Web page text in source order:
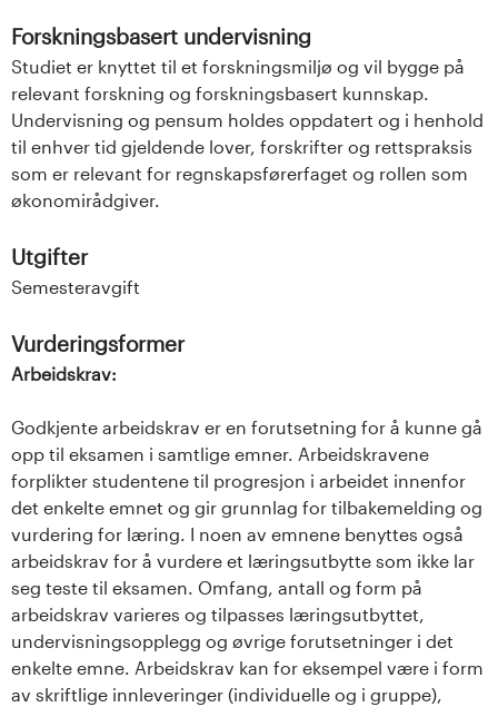
Forskningsbasert undervisning
Studiet er knyttet til et forskningsmiljø og vil bygge på
relevant forskning og forskningsbasert kunnskap.
Undervisning og pensum holdes oppdatert og i henhold
til enhver tid gjeldende lover, forskrifter og rettspraksis
som er relevant for regnskapsførerfaget og rollen som
økonomirådgiver.
Utgifter
Semesteravgift
Vurderingsformer
Arbeidskrav:
Godkjente arbeidskrav er en forutsetning for å kunne gå
opp til eksamen i samtlige emner. Arbeidskravene
forplikter studentene til progresjon i arbeidet innenfor
det enkelte emnet og gir grunnlag for tilbakemelding og
vurdering for læring. I noen av emnene benyttes også
arbeidskrav for å vurdere et læringsutbytte som ikke lar
seg teste til eksamen. Omfang, antall og form på
arbeidskrav varieres og tilpasses læringsutbyttet,
undervisningsopplegg og øvrige forutsetninger i det
enkelte emne. Arbeidskrav kan for eksempel være i form
av skriftlige innleveringer (individuelle og i gruppe),